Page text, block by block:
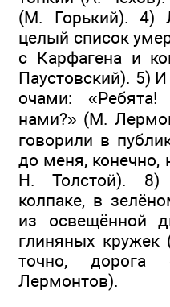
(М. Горький). 4)
целый список
с Карфагена и
Паустовский). 5)
очами:
нами?» (М.
говорили в
до меня, конечно,
Н. Толстой).
колпаке, в
из освещённой
глиняных
точно,
Лермонтов).